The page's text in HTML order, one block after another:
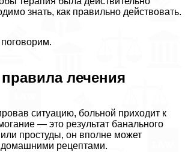
знать, как правильно действовать.
лечения
ситуацию, больной приходит к
— это результат бaнaльного
простуды, он вполне может
домашними рецептами.